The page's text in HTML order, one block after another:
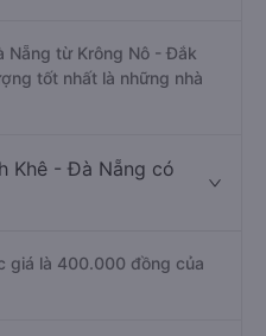
Nẵng từ Krông Nô - Đắk
tốt nhất là những nhà
Khê - Đà Nẵng có
giá là 400.000 đồng của